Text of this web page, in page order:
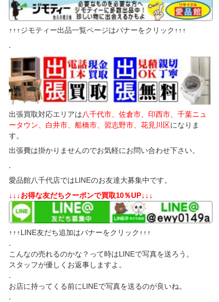
↑↑↑ジモティー出品一覧ページはバナーをクリック↑↑↑
.
出張買取対応エリアは八千代市、佐倉市、印西市、千葉ニュ
ータウン、白井市、船橋市、習志野市、花見川区になりま
す。
出張費は掛かりませんのでお気軽にお問い合わせ下さい。
.
愛品館八千代店ではLINEのお友達大募集中です。
↓↓↓お得な友だちクーポンで買取10％UP↓↓↓
↑↑↑LINE友だち追加はバナーをクリック↑↑↑
.
こんなの売れるのかな？って時はLINEで写真を送ろう。
スタッフが優しくお返事しますよ。
.
お店に持ってくる前にLINEで写真を送るのが良いね。
.